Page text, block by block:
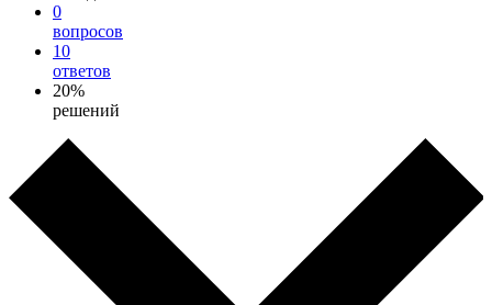
0
вопросов
10
ответов
20%
решений